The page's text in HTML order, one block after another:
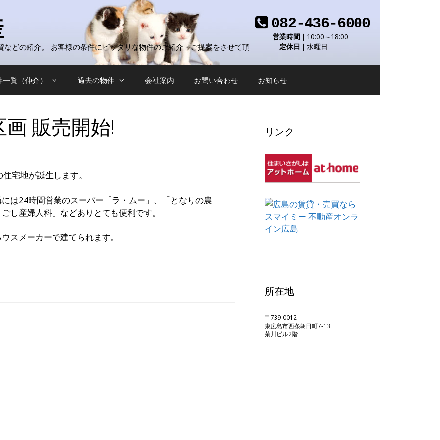
082-436-6000
営業時間｜ 10:00～18:00
定休日｜水曜日
どの紹介。 お客様の条件にピッタリな物件のご紹介・ご提案をさせて頂
一覧（仲介） 過去の物件 会社案内 お問い合わせ お知らせ
販売開始!
宅地が誕生します。
は24時間営業のスーパー「ラ・ムー」、「となりの農
し産婦人科」などありとても便利です。
スメーカーで建てられます。
リンク
所在地
〒739-0012
東広島市西条朝日町7-13
菊川ビル2階